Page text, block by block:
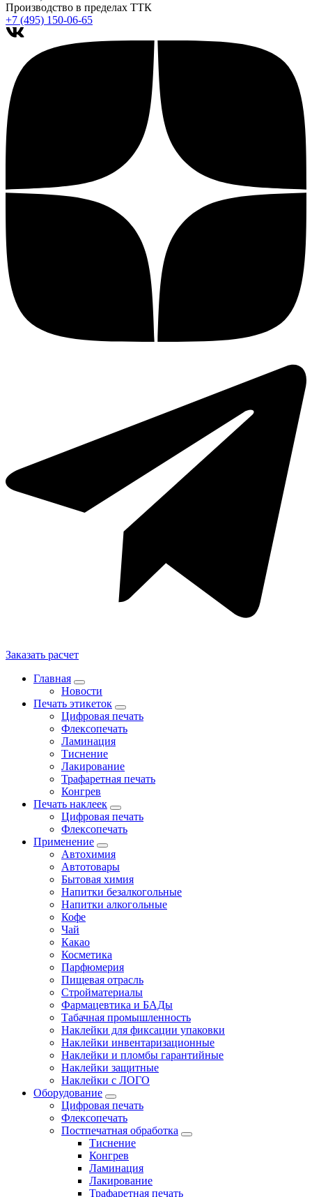
Производство в пределах ТТК
+7 (495) 150-06-65
Заказать расчет
Главная
Новости
Печать этикеток
Цифровая печать
Флексопечать
Ламинация
Тиснение
Лакирование
Трафаретная печать
Конгрев
Печать наклеек
Цифровая печать
Флексопечать
Применение
Автохимия
Автотовары
Бытовая химия
Напитки безалкогольные
Напитки алкогольные
Кофе
Чай
Какао
Косметика
Парфюмерия
Пищевая отрасль
Стройматериалы
Фармацевтика и БАДы
Табачная промышленность
Наклейки для фиксации упаковки
Наклейки инвентаризационные
Наклейки и пломбы гарантийные
Наклейки защитные
Наклейки с ЛОГО
Оборудование
Цифровая печать
Флексопечать
Постпечатная обработка
Тиснение
Конгрев
Ламинация
Лакирование
Трафаретная печать